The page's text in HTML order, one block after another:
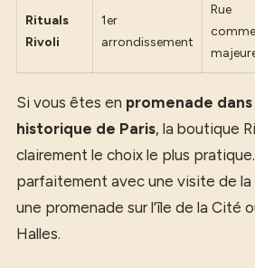
Rituals
Rivoli
1er
arrondissement
Rue
Si vous êtes en promenade
historique de Paris, la boutique
clairement le choix le plus
parfaitement avec une visite de
une promenade sur l’île de la Cité
Halles.